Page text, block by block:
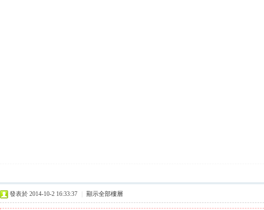
發表於 2014-10-2 16:33:37 顯示全部樓層